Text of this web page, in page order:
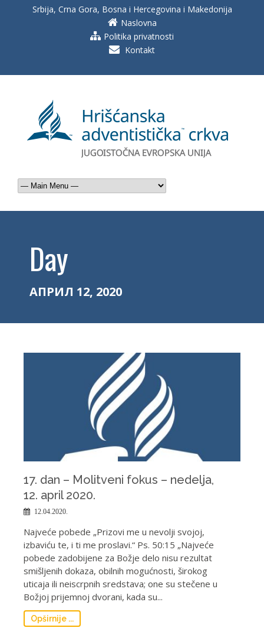
Srbija, Crna Gora, Bosna i Hercegovina i Makedonija
Naslovna
Politika privatnosti
Kontakt
Day
АПРИЛ 12, 2020
17. dan – Molitveni fokus – nedelјa,
12. april 2020.
12.04.2020.
Najveće pobede „Prizovi me u nevolјi svojoj,
izbaviću te, i ti me proslavi.“ Ps. 50:15 „Najveće
pobede zadobijene za Božje delo nisu rezultat
smišlјenih dokaza, obilnih mogućnosti, širokog
uticaja ili neiscrpnih sredstava; one su stečene u
Božjoj prijemnoj dvorani, kada su...
Opširnije ...